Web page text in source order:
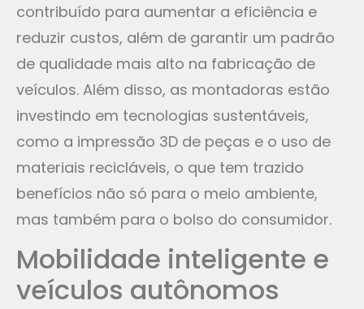
contribuído para aumentar a eficiência e
reduzir custos, além de garantir um padrão
de qualidade mais alto na fabricação de
veículos. Além disso, as montadoras estão
investindo em tecnologias sustentáveis,
como a impressão 3D de peças e o uso de
materiais recicláveis, o que tem trazido
benefícios não só para o meio ambiente,
mas também para o bolso do consumidor.
Mobilidade inteligente e
veículos autônomos